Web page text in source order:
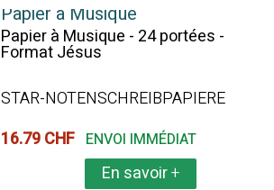
Papier à Musique
Papier à Musique - 24 portées -
Format Jésus
STAR-NOTENSCHREIBPAPIERE
16.79 CHF ENVOI IMMÉDIAT
En savoir+